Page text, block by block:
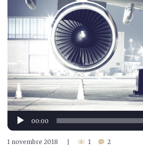
Lecteur
audio
00:00
1 novembre 2018 1 2